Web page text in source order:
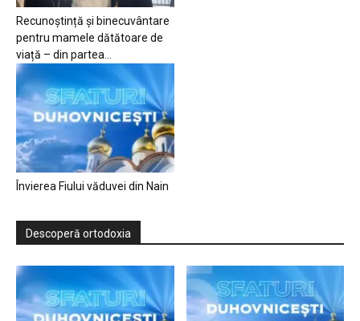
Recunoștință și binecuvântare
pentru mamele dătătoare de
viață – din partea...
Învierea Fiului văduvei din Nain
Descoperă ortodoxia